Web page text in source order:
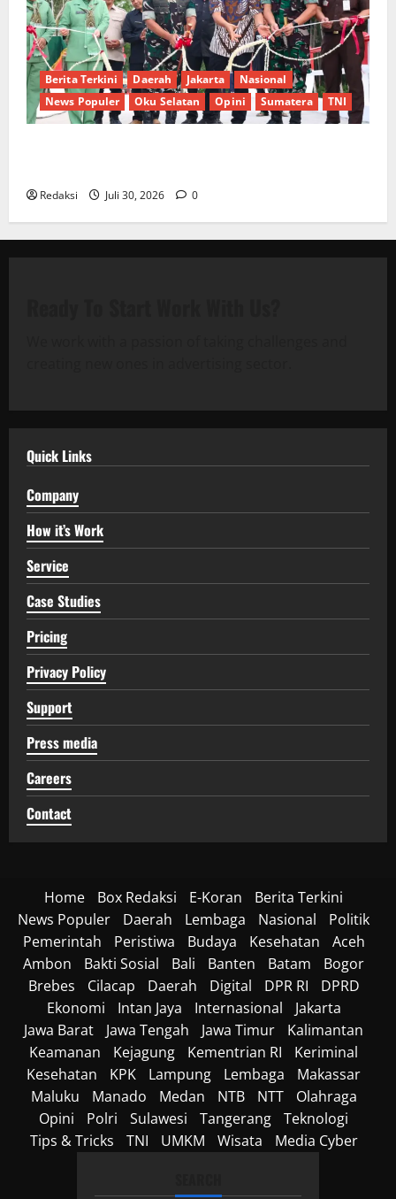
Berita Terkini Daerah Jakarta
Nasional
News Populer
Oku Selatan Opini Sumatera TNI
Redaksi Juli 30, 2026 0
Quick Links
Company
How it’s Work
Service
Case Studies
Pricing
Privacy Policy
Support
Press media
Careers
Contact
Home Box Redaksi E-Koran
Berita Terkini
News Populer
Daerah Lembaga Nasional
Politik
Pemerintah
Peristiwa Budaya Kesehatan
Aceh
Ambon
Bakti Sosial Bali Banten Batam
Bogor
Brebes
Cilacap Daerah Digital DPR RI
DPRD
Ekonomi
Intan Jaya Internasional
Jakarta
Jawa Barat
Jawa Tengah Jawa Timur
Kalimantan
Keamanan
Kejagung Kementrian RI
Keriminal
Kesehatan
KPK Lampung Lembaga
Makassar
Maluku
Manado Medan NTB NTT
Olahraga
Opini
Polri Sulawesi Tangerang
Teknologi
Tips & Tricks
TNI UMKM Wisata Media Cyber